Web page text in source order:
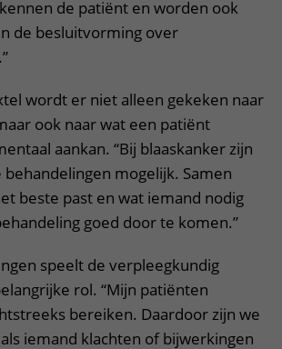
de patiënt en worden ook
de besluitvorming over
wordt er niet alleen gekeken naar
ook naar wat een patiënt
aankan. “Bij blaaskanker zijn
mogelijk. Samen
beste past en wat iemand nodig
goed door te komen.”
speelt de verpleegkundig
rol. “Mijn patiënten
bereiken. Daardoor zijn we
iemand klachten of bijwerkingen